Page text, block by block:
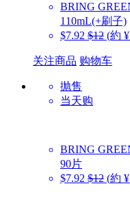
BRING
110mL(+刷子)
$7.92 $12 (約
关注商品 购物车
抛售
当天购
BRING
90片
$7.92 $12 (約